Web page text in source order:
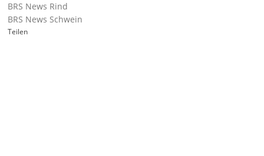
BRS News Rind
BRS News Schwein
Teilen